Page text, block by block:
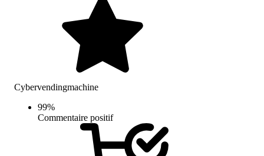
Cybervendingmachine
99%
Commentaire positif